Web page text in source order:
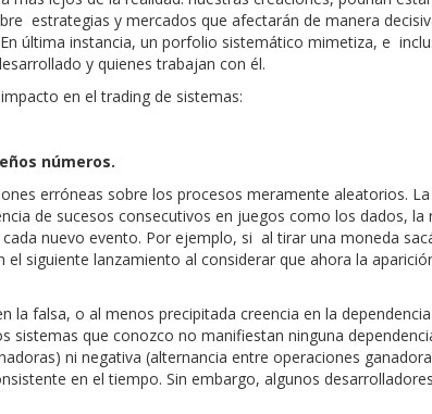
estrategias y mercados que afectarán de manera
última instancia, un porfolio sistemático mimetiza, e
y quienes trabajan con él.
en el trading de sistemas:
números.
erróneas sobre los procesos meramente aleatorios.
de sucesos consecutivos en juegos como los dados, la
nuevo evento. Por ejemplo, si al tirar una moneda
siguiente lanzamiento al considerar que ahora la
la falsa, o al menos precipitada creencia en la
sistemas que conozco no manifiestan ninguna
ni negativa (alternancia entre operaciones
en el tiempo. Sin embargo, algunos